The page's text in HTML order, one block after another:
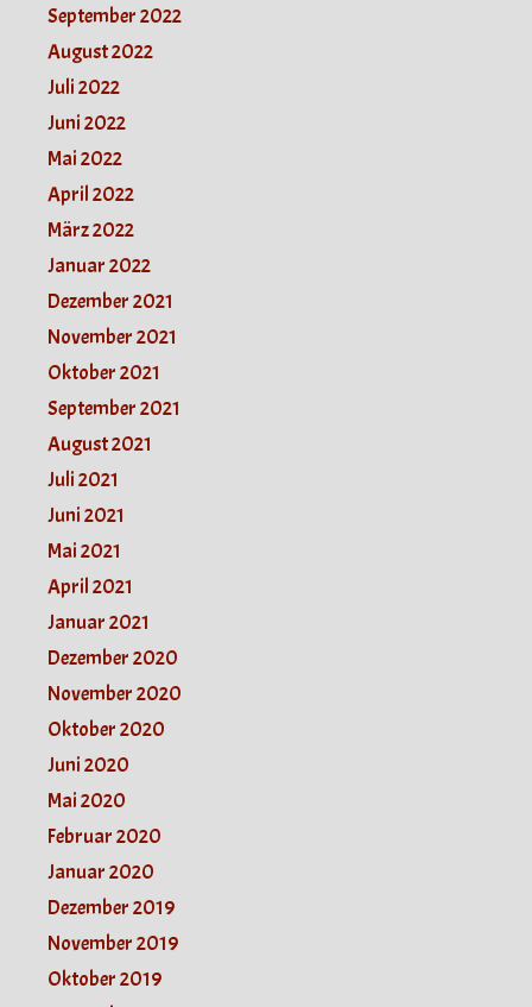
September 2022
August 2022
Juli 2022
Juni 2022
Mai 2022
April 2022
März 2022
Januar 2022
Dezember 2021
November 2021
Oktober 2021
September 2021
August 2021
Juli 2021
Juni 2021
Mai 2021
April 2021
Januar 2021
Dezember 2020
November 2020
Oktober 2020
Juni 2020
Mai 2020
Februar 2020
Januar 2020
Dezember 2019
November 2019
Oktober 2019